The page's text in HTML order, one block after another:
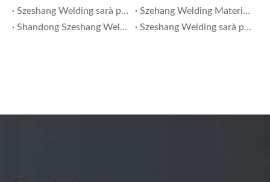
Szeshang Welding sarà presente al BEW 2026: il design del nostro stand è pronto
Szehang Welding Materials dà priorità alla salute dei dipendenti con controlli medici in loco
Shandong Szeshang Welding Materials Co., Ltd. Avviso pubblico sui risultati obbligatori della verifica della produzione di detergenti
Szeshang Welding sarà presente al BEW 2026 Shenzhen – Stand 81345 | Soluzioni di filo e saldatura MIG/TIG